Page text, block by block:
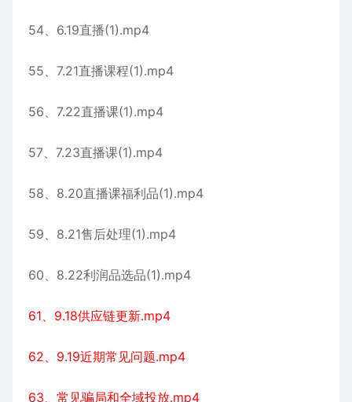
54、6.19直播(1).mp4
55、7.21直播课程(1).mp4
56、7.22直播课(1).mp4
57、7.23直播课(1).mp4
58、8.20直播课福利品(1).mp4
59、8.21售后处理(1).mp4
60、8.22利润品选品(1).mp4
61、9.18供应链更新.mp4
62、9.19近期常见问题.mp4
63、常见骗局和全域投放.mp4